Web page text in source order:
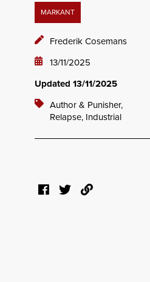
MARKANT
Frederik Cosemans
13/11/2025
Updated 13/11/2025
Author & Punisher,
Relapse, Industrial